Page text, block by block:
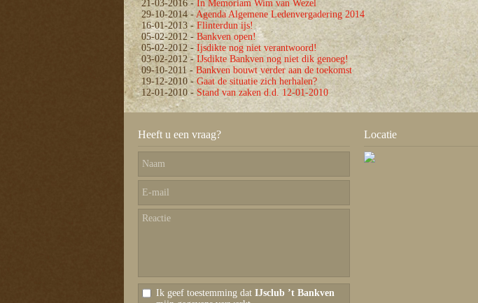
21-03-2016 - In Memoriam Wim van Wezel
29-10-2014 -Agenda Algemene Ledenvergadering 2014
16-01-2013- Flinterdun ijs!
05-02-2012- Bankven open!
05-02-2012 -Ijsdikte nog niet verantwoord!
03-02-2012-IJsdikte Bankven nog niet dik genoeg!
09-10-2011 -Bankven bouwt verder aan de toekomst
19-12-2010- Gaat de situatie zich herhalen?
12-01-2010-Stand van zaken d.d. 12-01-2010
Heeft u een vraag?
Ik geef toestemming dat IJsclub ’t Bankven
Locatie